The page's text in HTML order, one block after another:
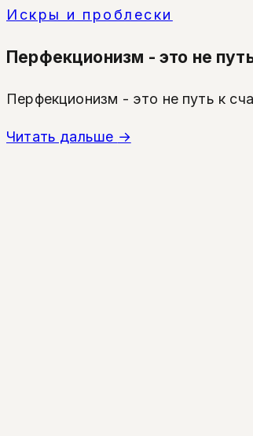
Искры и проблески
Перфекционизм - это не
Перфекционизм - это не путь к
Читать дальше →